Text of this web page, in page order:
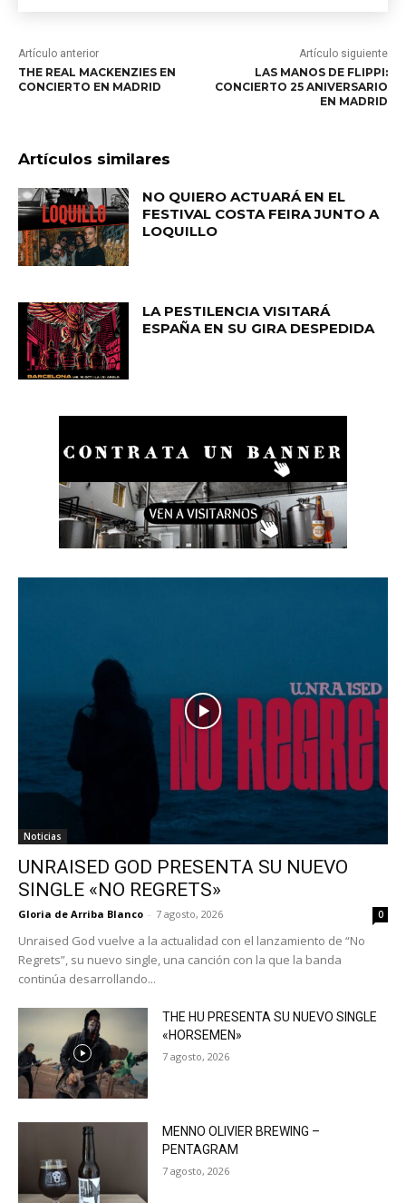
Artículo anterior
THE REAL MACKENZIES EN
CONCIERTO EN MADRID
Artículo siguiente
LAS MANOS DE FLIPPI:
CONCIERTO 25 ANIVERSARIO
EN MADRID
Artículos similares
NO QUIERO ACTUARÁ EN EL
FESTIVAL COSTA FEIRA JUNTO A
LOQUILLO
LA PESTILENCIA VISITARÁ
ESPAÑA EN SU GIRA DESPEDIDA
Noticias
UNRAISED GOD PRESENTA SU NUEVO
SINGLE «NO REGRETS»
Gloria de Arriba Blanco - 7 agosto, 2026 0
Unraised God vuelve a la actualidad con el lanzamiento de “No
Regrets”, su nuevo single, una canción con la que la banda
continúa desarrollando...
THE HU PRESENTA SU NUEVO SINGLE
«HORSEMEN»
7 agosto, 2026
MENNO OLIVIER BREWING –
PENTAGRAM
7 agosto, 2026